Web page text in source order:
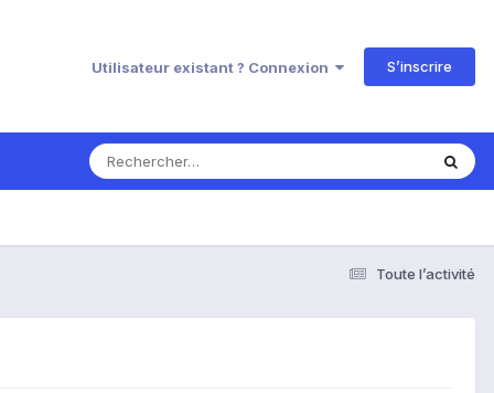
Utilisateur existant ? Connexion S’inscrire
Toute l’activité